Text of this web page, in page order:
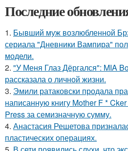
Последние
1. Бывший муж возлюбленной
сериала "Дневники Вампира"
модели.
2. "У Меня Глаз Дёргался": MIA
рассказала о личной жизни.
3. Эмили ратаковски продала
написанную книгу Mother F *
Press за семизначную сумму.
4. Анастасия Решетова
пластических операциях.